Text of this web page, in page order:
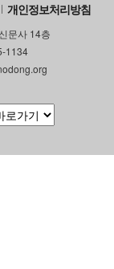
개인정보처리방침
문사 14층
1134